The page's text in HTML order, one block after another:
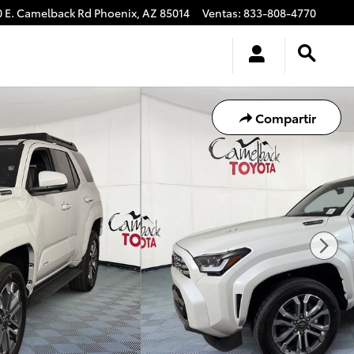
E. Camelback Rd Phoenix, AZ 85014 Ventas: 833-808-4770
Compartir